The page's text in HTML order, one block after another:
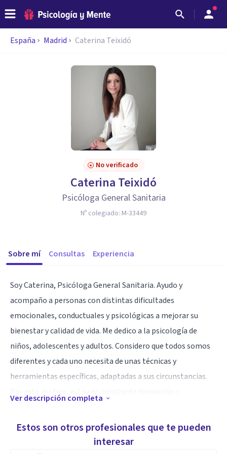
España Madrid Caterina Teixidó
No verificado
Caterina Teixidó
Psicóloga General Sanitaria
Nº colegiado: M-33449
Sobre mí Consultas Experiencia
Soy Caterina, Psicóloga General Sanitaria. Ayudo y
acompaño a personas con distintas dificultades
emocionales, conductuales y psicológicas a mejorar su
bienestar y calidad de vida. Me dedico a la psicología de
niños, adolescentes y adultos. Considero que todos somos
diferentes y cada uno necesita de unas técnicas y
herramientas específicas, adaptadas a sus circunstancias.
actuales y más efectivos avances en psicología. Mi
compromiso es estar cerca de ti para acompañarte y
Ver descripción completa
Estos son otros profesionales que te pueden
interesar